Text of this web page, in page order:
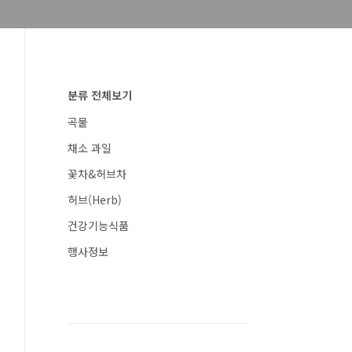
분류 전체보기
곡물
채소 과일
꽃차&허브차
허브(Herb)
건강기능식품
행사정보